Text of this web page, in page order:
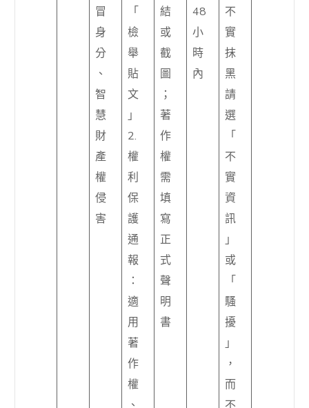
冒
身
分
、
智
慧
財
產
權
侵
害
「
檢
舉
貼
文
」
2.
權
利
保
護
通
報
：
適
用
著
作
權
結
或
截
圖
；
著
作
權
需
填
寫
正
式
聲
明
書
48
小
時
內
不
實
抹
黑
請
選
「
不
實
資
訊
」
或
「
騷
擾
」
，
而